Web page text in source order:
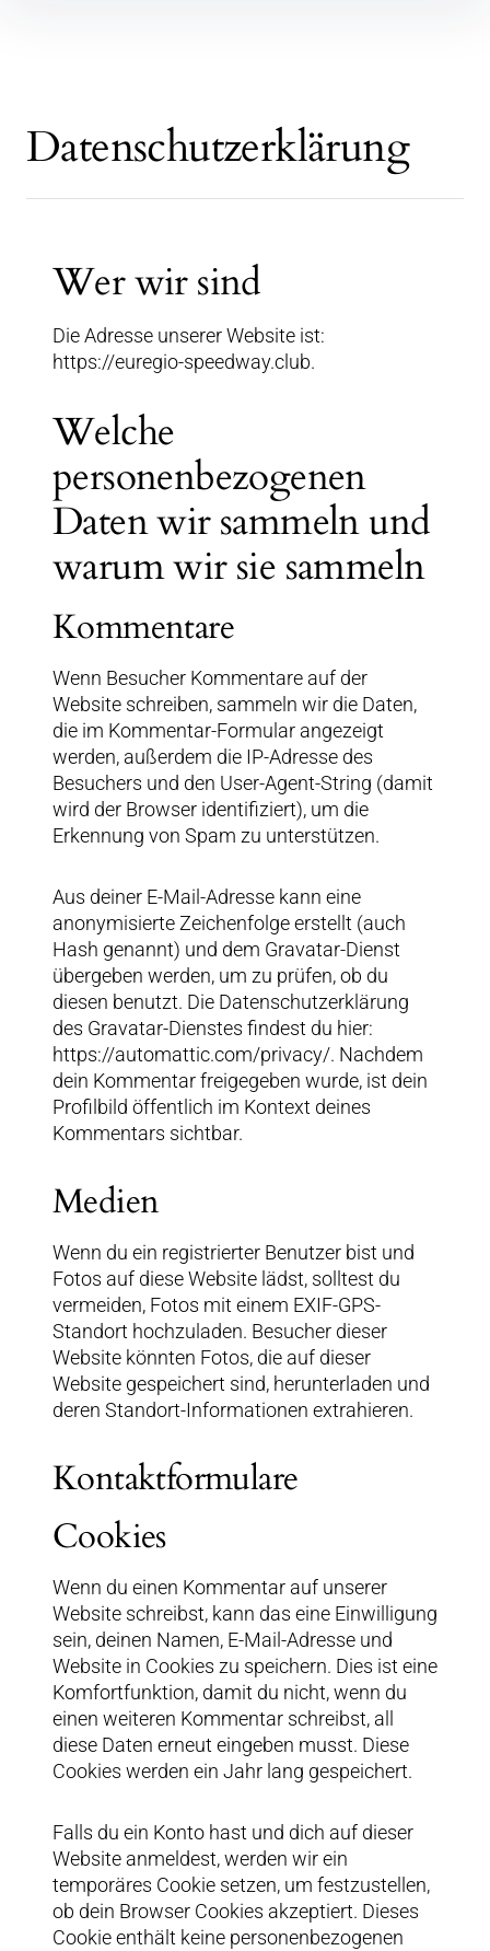
Datenschutzerklärung
Wer wir sind
Die Adresse unserer Website ist:
https://euregio-speedway.club.
Welche
personenbezogenen
Daten wir sammeln und
warum wir sie sammeln
Kommentare
Wenn Besucher Kommentare auf der
Website schreiben, sammeln wir die Daten,
die im Kommentar-Formular angezeigt
werden, außerdem die IP-Adresse des
Besuchers und den User-Agent-String (damit
wird der Browser identifiziert), um die
Erkennung von Spam zu unterstützen.
Aus deiner E-Mail-Adresse kann eine
anonymisierte Zeichenfolge erstellt (auch
Hash genannt) und dem Gravatar-Dienst
übergeben werden, um zu prüfen, ob du
diesen benutzt. Die Datenschutzerklärung
des Gravatar-Dienstes findest du hier:
https://automattic.com/privacy/. Nachdem
dein Kommentar freigegeben wurde, ist dein
Profilbild öffentlich im Kontext deines
Kommentars sichtbar.
Medien
Wenn du ein registrierter Benutzer bist und
Fotos auf diese Website lädst, solltest du
vermeiden, Fotos mit einem EXIF-GPS-
Standort hochzuladen. Besucher dieser
Website könnten Fotos, die auf dieser
Website gespeichert sind, herunterladen und
deren Standort-Informationen extrahieren.
Kontaktformulare
Cookies
Wenn du einen Kommentar auf unserer
Website schreibst, kann das eine Einwilligung
sein, deinen Namen, E-Mail-Adresse und
Website in Cookies zu speichern. Dies ist eine
Komfortfunktion, damit du nicht, wenn du
einen weiteren Kommentar schreibst, all
diese Daten erneut eingeben musst. Diese
Cookies werden ein Jahr lang gespeichert.
Falls du ein Konto hast und dich auf dieser
Website anmeldest, werden wir ein
temporäres Cookie setzen, um festzustellen,
ob dein Browser Cookies akzeptiert. Dieses
Cookie enthält keine personenbezogenen